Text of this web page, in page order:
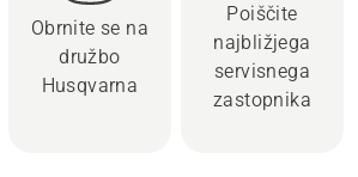
Obrnite se na
družbo
Husqvarna
Poiščite
najbližjega
servisnega
zastopnika